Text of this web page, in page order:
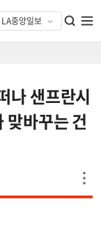
나 샌프란시
바꾸는 건